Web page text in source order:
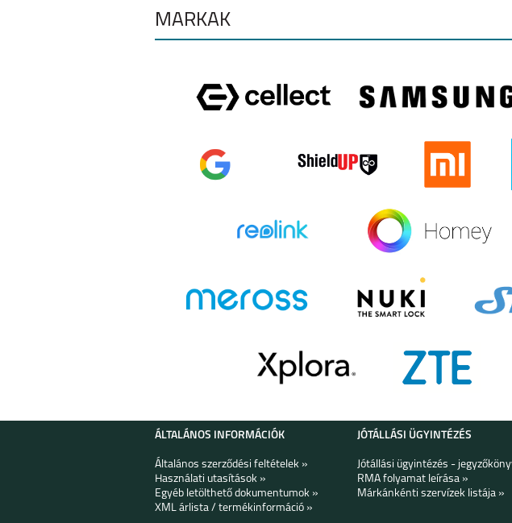
MÁRKÁK
ÁLTALÁNOS INFORMÁCIÓK
Általános szerződési feltételek »
Használati utasítások »
Egyéb letölthető dokumentumok »
XML árlista / termékinformáció »
JÓTÁLLÁSI ÜGYINTÉZÉS
Jótállási ügyintézés -
RMA folyamat leírása »
Márkánkénti szervízek listája »